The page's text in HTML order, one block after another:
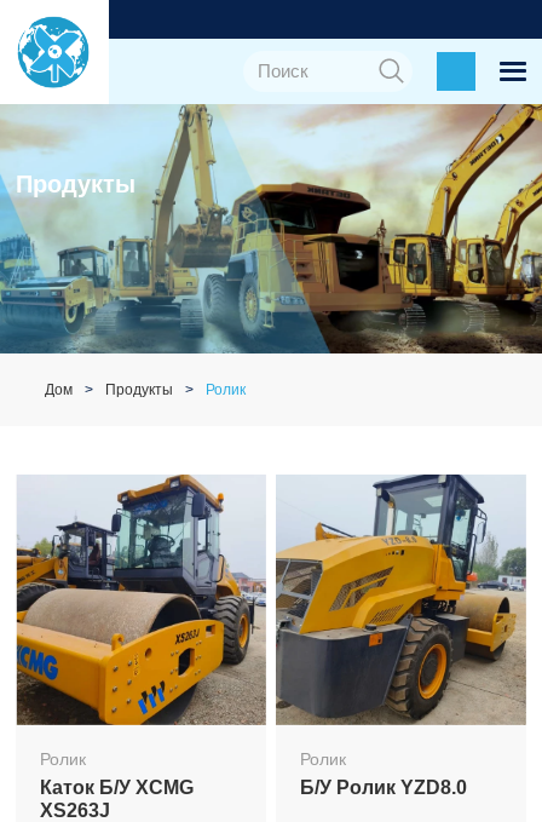
Продукты
Дом Продукты Ролик
Ролик
Каток Б/у XCMG
XS263J
Ролик
Б/у Ролик YZD8.0